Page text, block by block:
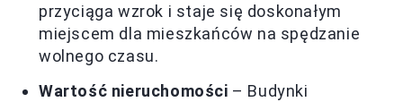
przyciąga wzrok i staje się doskonałym
miejscem dla mieszkańców na spędzanie
wolnego czasu.
Wartość nieruchomości – Budynki